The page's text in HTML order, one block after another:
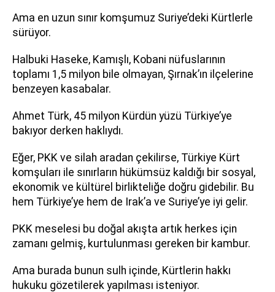
Ama en uzun sınır komşumuz Suriye’deki Kürtlerle
sürüyor.
Halbuki Haseke, Kamışlı, Kobani nüfuslarının
toplamı 1,5 milyon bile olmayan, Şırnak’ın ilçelerine
benzeyen kasabalar.
Ahmet Türk, 45 milyon Kürdün yüzü Türkiye’ye
bakıyor derken haklıydı.
Eğer, PKK ve silah aradan çekilirse, Türkiye Kürt
komşuları ile sınırların hükümsüz kaldığı bir sosyal,
ekonomik ve kültürel birlikteliğe doğru gidebilir. Bu
hem Türkiye’ye hem de Irak’a ve Suriye’ye iyi gelir.
PKK meselesi bu doğal akışta artık herkes için
zamanı gelmiş, kurtulunması gereken bir kambur.
Ama burada bunun sulh içinde, Kürtlerin hakkı
hukuku gözetilerek yapılması isteniyor.